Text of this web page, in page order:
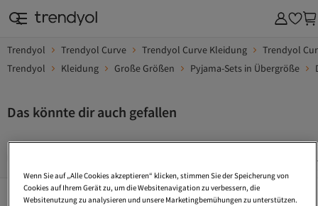
Trendyol Trendyol Curve Trendyol Curve Kleidung
Trendyol
Trendyol
Kleidung Große Größen Pyjama-Sets in Übergröße
Das könnte dir auch gefallen
Beliebte Seiten Alles Sehen
Wenn Sie auf „Alle Cookies akzeptieren“ klicken, stimmen Sie der Speicherung von
Cookies auf Ihrem Gerät zu, um die Websitenavigation zu verbessern, die
Websitenutzung zu analysieren und unsere Marketingbemühungen zu unterstützen.